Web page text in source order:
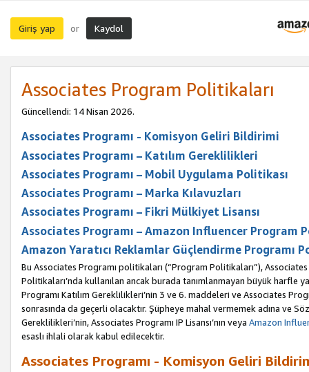
Giriş yap or Kaydol
Associates Program Politikaları
Güncellendi: 14 Nisan 2026.
Associates Programı - Komisyon Geliri Bildirimi
Associates Programı – Katılım Gereklilikleri
Associates Programı – Mobil Uygulama Politikası
Associates Programı – Marka Kılavuzları
Associates Programı – Fikri Mülkiyet Lisansı
Associates Programı – Amazon Influencer Program
Amazon Yaratıcı Reklamlar Güçlendirme Programı
Bu Associates Programı politikaları (“Program Politikaları”),
Politikaları’nda kullanılan ancak burada tanımlanmayan büyük harfle
Programı Katılım Gereklilikleri’nin 3 ve 6. maddeleri ve Associates
sonrasında da geçerli olacaktır. Şüpheye mahal vermemek adına ve
Gereklilikleri’nin, Associates Programı IP Lisansı’nın veya Amazon
esaslı ihlali olarak kabul edilecektir.
Associates Programı - Komisyon Geliri